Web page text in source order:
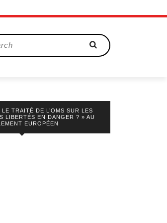
TRAITÉ DE L’OMS SUR LES
LIBERTÉS EN DANGER ? » AU
EUROPÉEN